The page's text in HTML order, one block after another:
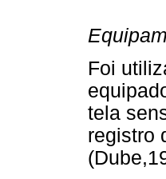
Foi
tela
registro